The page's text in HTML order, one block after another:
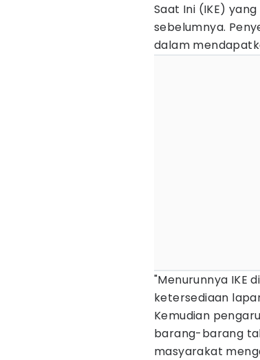
Saat Ini (IKE)
sebelumnya.
dalam
"Menurunnya IKE
ketersediaan
Kemudian
barang-barang
masyarakat